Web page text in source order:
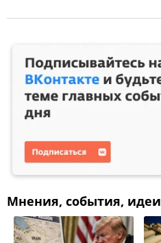
Мнения, события, идеи